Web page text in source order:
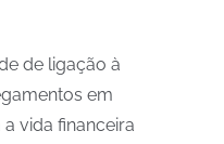
de ligação à
em
vida financeira